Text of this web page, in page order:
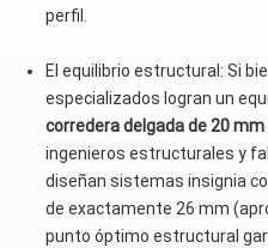
perfil.
El equilibrio estructural: Si
especializados logran un
corredera delgada de 20 mm
ingenieros estructurales y
diseñan sistemas insignia
de exactamente 26 mm
punto óptimo estructural